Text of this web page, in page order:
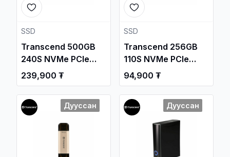
SSD
Transcend 500GB
240S NVMe PCIe
Gen4x4 M.2 2280
Internal SSD
/TS500GMTE240S/
239,900 ₮
SSD
Transcend 256GB
110S NVMe PCIe
Gen3 M.2 2280
Internal SSD
/TS256GMTE110S/
94,900 ₮
Дууссан Дууссан